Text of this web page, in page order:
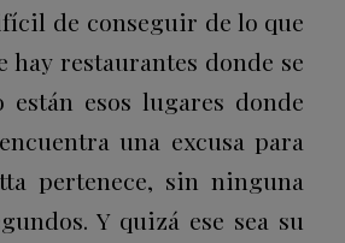
de conseguir de lo que
hay restaurantes donde se
están esos lugares donde
una excusa para
pertenece, sin ninguna
Y quizá ese sea su